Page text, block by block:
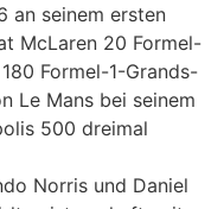
an seinem ersten
McLaren 20 Formel-
Formel-1-Grands-
Le Mans bei seinem
500 dreimal
Norris und Daniel